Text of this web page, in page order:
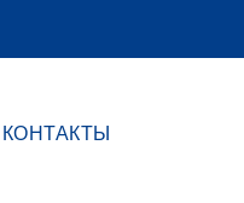
КОНТАКТЫ